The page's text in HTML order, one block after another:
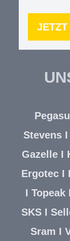
JETZT
Stevens I
Gazelle I
Ergotec I
ITopeak
SKS I
Sram I